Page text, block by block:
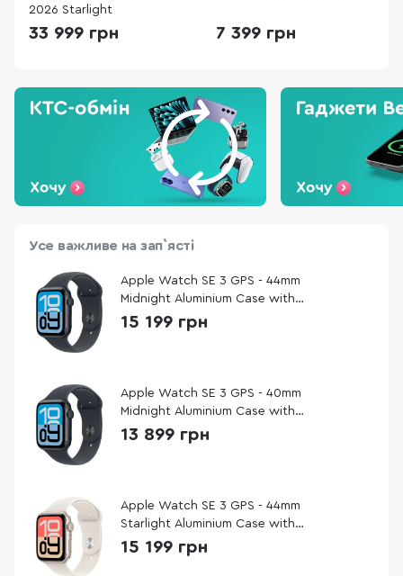
2026 Starlight
33 999 грн 7 399 грн
Усе важливе на зап`ясті
Apple Watch SE 3 GPS - 44mm
Midnight Aluminium Case with
Midnight Sport Band - M/L
15 199 грн
Apple Watch SE 3 GPS - 40mm
Midnight Aluminium Case with
Midnight Sport Band - S/M
13 899 грн
Apple Watch SE 3 GPS - 44mm
Starlight Aluminium Case with
Starlight Sport Band - S/M
15 199 грн